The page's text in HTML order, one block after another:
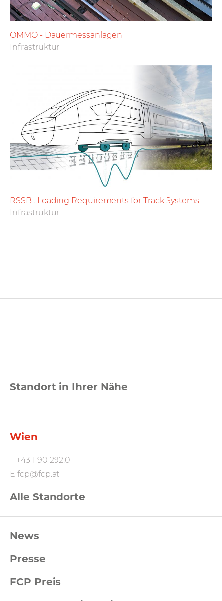
OMMO - Dauermessanlagen
Infrastruktur
RSSB . Loading Requirements for Track Systems
Infrastruktur
Standort in Ihrer Nähe
Wien
T +43 1 90 292.0
E fcp@fcp.at
Alle Standorte
Footernavigation
News
Presse
FCP Preis